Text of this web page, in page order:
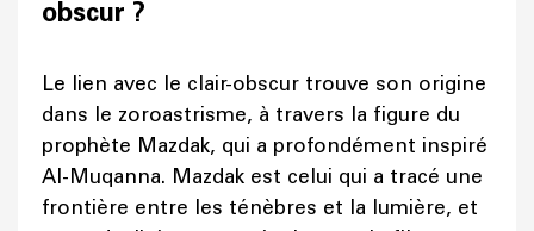
obscur ?
Le lien avec le clair-obscur trouve son origine
dans le zoroastrisme, à travers la figure du
prophète Mazdak, qui a profondément inspiré
Al-Muqanna. Mazdak est celui qui a tracé une
frontière entre les ténèbres et la lumière, et